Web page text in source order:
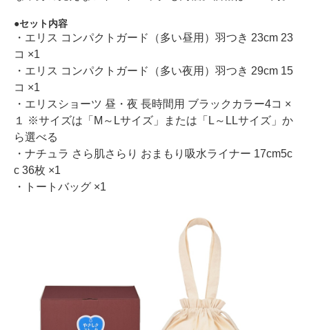
セット内容
・エリス コンパクトガード（多い昼用）羽つき 23cm 23
コ ×1
・エリス コンパクトガード（多い夜用）羽つき 29cm 15
コ ×1
・エリスショーツ 昼・夜 長時間用 ブラックカラー4コ ×
１ ※サイズは「M～Lサイズ」または「L～LLサイズ」か
ら選べる
・ナチュラ さら肌さらり おまもり吸水ライナー 17cm5c
c 36枚 ×1
・トートバッグ ×1